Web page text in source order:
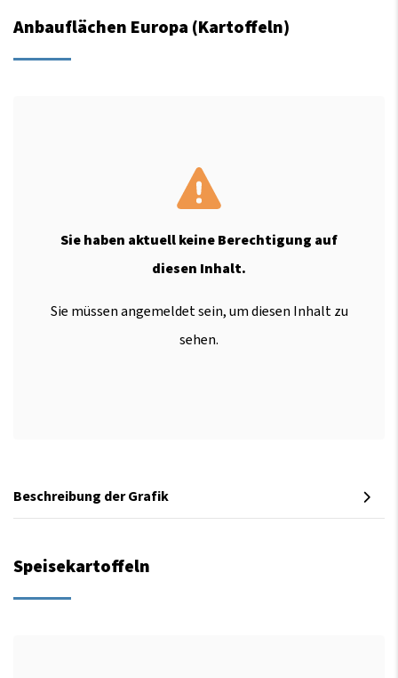
Anbauflächen Europa (Kartoffeln)
Sie haben aktuell keine Berechtigung auf
diesen Inhalt.
Sie müssen angemeldet sein, um diesen Inhalt zu
sehen.
Beschreibung der Grafik
Speisekartoffeln